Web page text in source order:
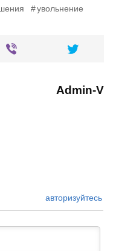
увольнение
Admin-V
авторизуйтесь